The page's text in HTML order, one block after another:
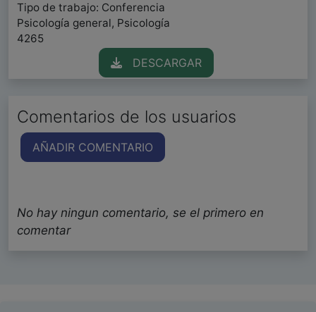
Tipo de trabajo: Conferencia
Psicología general, Psicología
4265
DESCARGAR
Comentarios de los usuarios
AÑADIR COMENTARIO
No hay ningun comentario, se el primero en
comentar